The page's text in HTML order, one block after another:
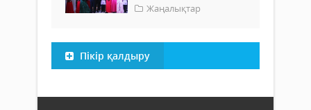
Жаңалықтар
Пікір қалдыру